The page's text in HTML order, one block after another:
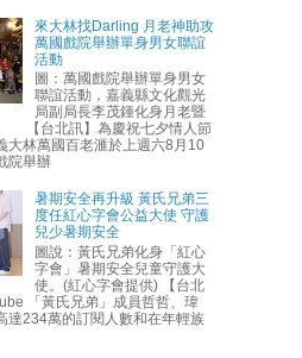
來大林找Darling 月老神助攻
萬國戲院舉辦單身男女聯誼
活動
圖：萬國戲院舉辦單身男女
聯誼活動，嘉義縣文化觀光
局副局長李茂鍾化身月老暨
【台北訊】為慶祝七夕情人節
大林萬國百老滙於上週六8月10
院舉辦
暑期安全再升級 黃氏兄弟三
度任紅心字會公益大使 守護
兒少暑期安全
圖說：黃氏兄弟化身「紅心
字會」暑期安全兒童守護大
使。(紅心字會提供) 【台北
「黃氏兄弟」成員哲哲、瑋
達234萬的訂閱人數和在年輕族